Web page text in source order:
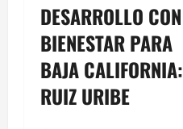
DESARROLLO CON
BIENESTAR PARA
BAJA CALIFORNIA:
RUIZ URIBE